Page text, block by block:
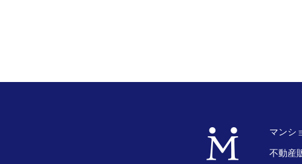
マンシ
不動産